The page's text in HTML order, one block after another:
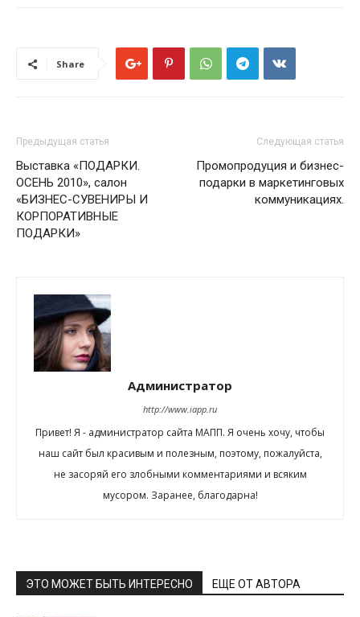
Share
Предыдущая статья
Выставка «ПОДАРКИ.
ОСЕНЬ 2010», салон
«БИЗНЕС-СУВЕНИРЫ И
КОРПОРАТИВНЫЕ
ПОДАРКИ»
Следующая статья
Промопродуция и бизнес-
подарки в маркетинговых
коммуникациях.
Администратор
http://www.iapp.ru
Привет! Я - администратор сайта МАПП. Я очень хочу, чтобы
наш сайт был красивым и полезным, поэтому, пожалуйста,
не засоряй его злобными комментариями и всяким
мусором. Заранее, благодарна!
ЭТО МОЖЕТ БЫТЬ ИНТЕРЕСНО ЕЩЕ ОТ АВТОРА